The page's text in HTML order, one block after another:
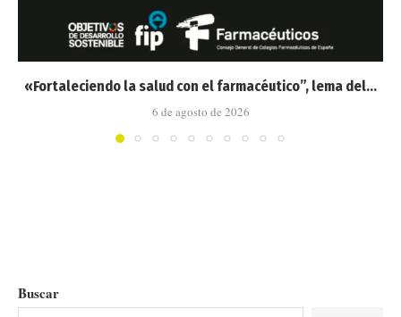
«Fortaleciendo la salud con el farmacéutico”, lema del...
6 de agosto de 2026
Buscar